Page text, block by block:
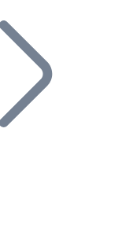
entreprise et
et
notre service